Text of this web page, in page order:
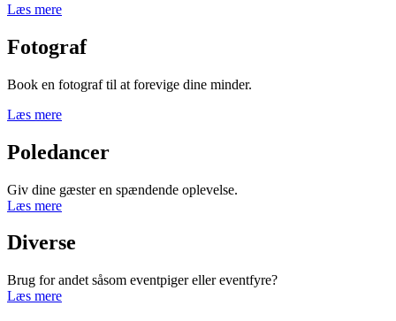
Læs mere
Fotograf
Book en fotograf til at forevige dine minder.
Læs mere
Poledancer
Giv dine gæster en spændende oplevelse.
Læs mere
Diverse
Brug for andet såsom eventpiger eller eventfyre?
Læs mere